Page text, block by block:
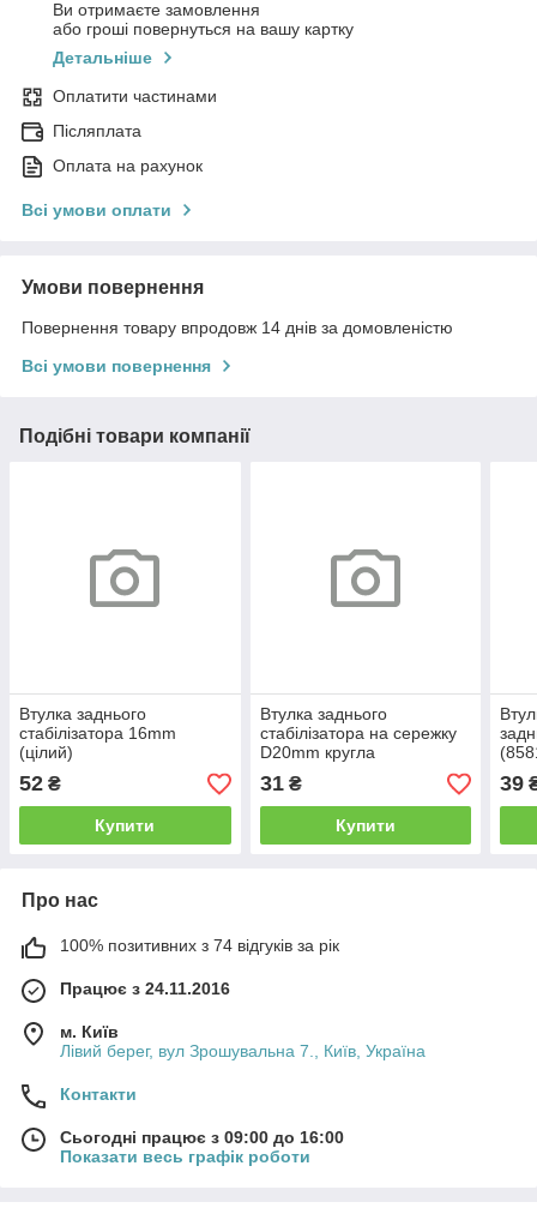
Ви отримаєте замовлення
або гроші повернуться на вашу картку
Детальніше
Оплатити частинами
Післяплата
Оплата на рахунок
Всі умови оплати
Умови повернення
Повернення товару впродовж 14 днів за домовленістю
Всі умови повернення
Подібні товари компанії
Втулка заднього
стабілізатора 16mm
(цілий)
52 ₴
Купити
Втулка заднього
стабілізатора на сережку
D20mm кругла
31₴
Купити
39
Про нас
100% позитивних з 74 відгуків за рік
Працює з 24.11.2016
м. Київ
Лівий берег, вул Зрошувальна 7., Київ, Україна
Контакти
Сьогодні працює з 09:00 до 16:00
Показати весь графік роботи